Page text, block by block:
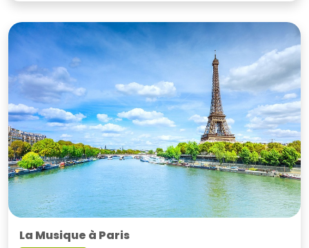
La Musique à Paris